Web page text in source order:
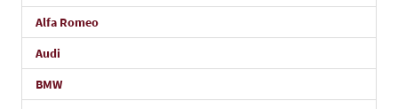
Alfa Romeo
Audi
BMW